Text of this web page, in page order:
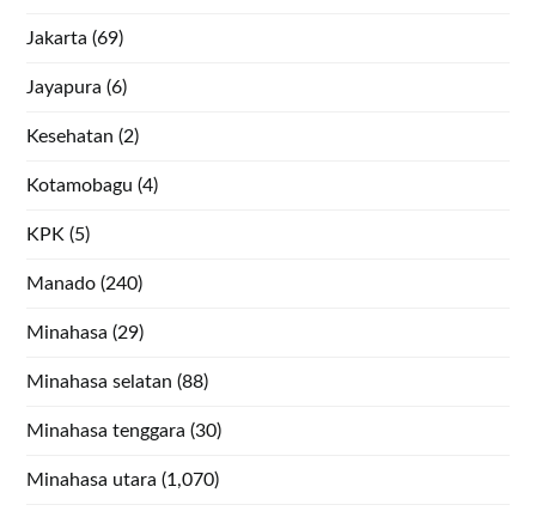
Jakarta (69)
Jayapura (6)
Kesehatan (2)
Kotamobagu (4)
KPK (5)
Manado (240)
Minahasa (29)
Minahasa selatan (88)
Minahasa tenggara (30)
Minahasa utara (1,070)